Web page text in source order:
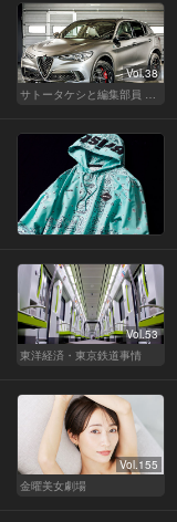
Vol.38
サトータケシと編集部員 船山の"CAR GENTSへの道"
Vol.53
東洋経済・東京鉄道事情
Vol.155
金曜美女劇場